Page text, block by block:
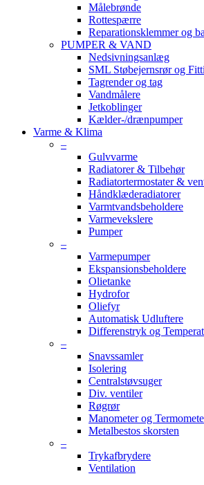
Målebrønde
Rottespærre
Reparationsklemmer og
PUMPER & VAND
Nedsivningsanlæg
SML Støbejernsrør og
Tagrender og tag
Vandmålere
Jetkoblinger
Kælder-/drænpumper
Varme & Klima
–
Gulvvarme
Radiatorer & Tilbehør
Radiatortermostater &
Håndklæderadiatorer
Varmtvandsbeholdere
Varmevekslere
Pumper
–
Varmepumper
Ekspansionsbeholdere
Olietanke
Hydrofor
Oliefyr
Automatisk Udluftere
Differenstryk og
–
Snavssamler
Isolering
Centralstøvsuger
Div. ventiler
Røgrør
Manometer og
Metalbestos skorsten
–
Trykafbrydere
Ventilation